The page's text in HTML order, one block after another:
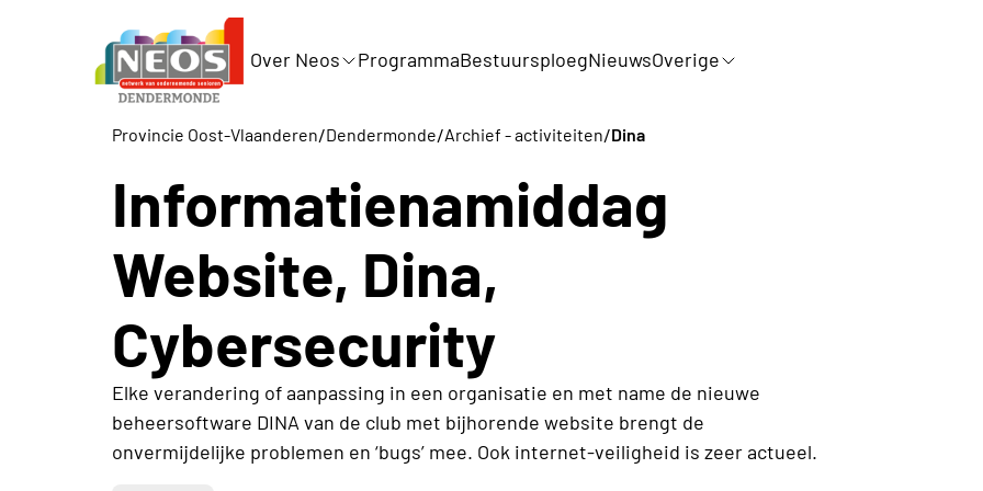
Over Neos ProgrammaBestuursploegNieuwsOverige
Provincie Oost-Vlaanderen/Dendermonde/Archief - activiteiten/Dina
Informatienamiddag
Website, Dina,
Cybersecurity
Elke verandering of aanpassing in een organisatie en met name de nieuwe
beheersoftware DINA van de club met bijhorende website brengt de
onvermijdelijke problemen en ‘bugs’ mee. Ook internet-veiligheid is zeer actueel.